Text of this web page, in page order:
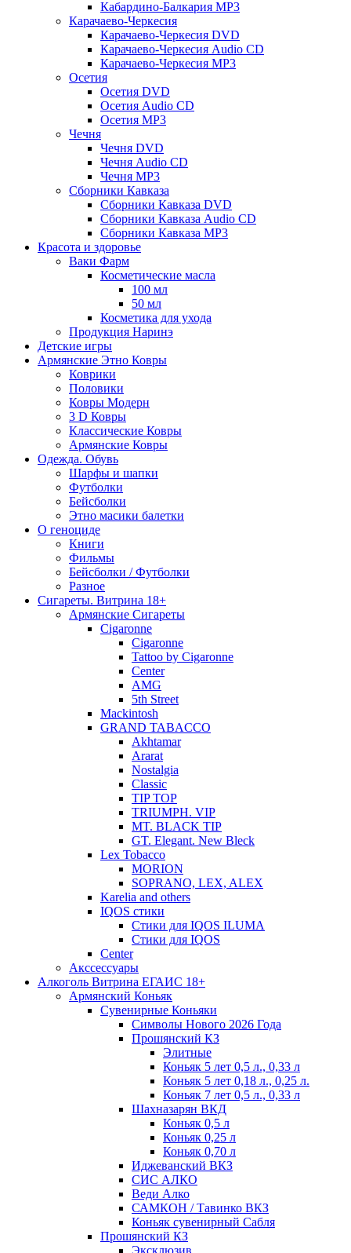
Кабардино-Балкария MP3
Карачаево-Черкесия
Карачаево-Черкесия DVD
Карачаево-Черкесия Audio CD
Карачаево-Черкесия MP3
Осетия
Осетия DVD
Осетия Audio CD
Осетия MP3
Чечня
Чечня DVD
Чечня Audio CD
Чечня MP3
Сборники Кавказа
Сборники Кавказа DVD
Сборники Кавказа Audio CD
Сборники Кавказа MP3
Красота и здоровье
Ваки Фарм
Косметические масла
100 мл
50 мл
Косметика для ухода
Продукция Наринэ
Детские игры
Армянские Этно Ковры
Коврики
Половики
Ковры Модерн
3 D Ковры
Классические Ковры
Армянские Ковры
Одежда. Обувь
Шарфы и шапки
Футболки
Бейсболки
Этно масики балетки
О геноциде
Книги
Фильмы
Бейсболки / Футболки
Разное
Сигареты. Витрина 18+
Армянские Сигареты
Cigaronne
Cigaronne
Tattoo by Cigaronne
Center
AMG
5th Street
Mackintosh
GRAND TABACCO
Akhtamar
Ararat
Nostalgia
Classic
TIP TOP
TRIUMPH. VIP
MT. BLACK TIP
GT. Elegant. New Bleck
Lex Tobacco
MORION
SOPRANO, LEX, ALEX
Karelia and others
IQOS стики
Стики для IQOS ILUMA
Стики для IQOS
Сenter
Акссессуары
Алкоголь Витрина ЕГАИС 18+
Армянский Коньяк
Сувенирные Коньяки
Символы Нового 2026 Года
Прошянский КЗ
Элитные
Коньяк 5 лет 0,5 л., 0,33 л
Коньяк 5 лет 0,18 л., 0,25 л.
Коньяк 7 лет 0,5 л., 0,33 л
Шахназарян ВКД
Коньяк 0,5 л
Коньяк 0,25 л
Коньяк 0,70 л
Иджеванский ВКЗ
СИС АЛКО
Веди Алко
САМКОН / Тавинко ВКЗ
Коньяк сувенирный Сабля
Прошянский КЗ
Эксклюзив